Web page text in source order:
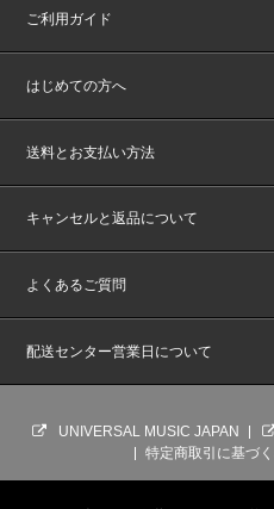
ご利用ガイド
はじめての方へ
送料とお支払い方法
キャンセルと返品について
よくあるご質問
配送センター営業日について
UNIVERSAL MUSIC JAPAN
特定商取引に基づ